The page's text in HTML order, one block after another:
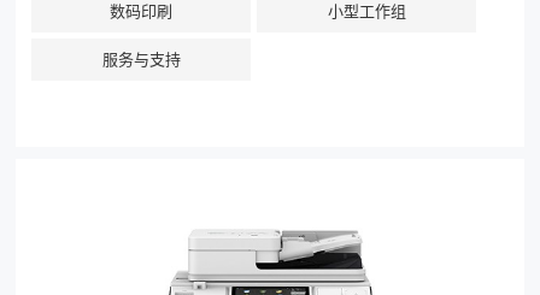
数码印刷 小型工作组
服务与支持